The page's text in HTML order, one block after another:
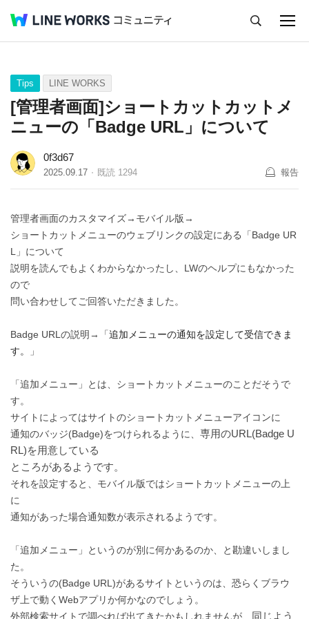
Q&A Tips Ideas
Tips LINE WORKS
[管理者画面]ショートカットカットメ
ニューの「Badge URL」について
0f3d67
2025.09.17 既読 1294 報告
管理者画面のカスタマイズ→モバイル版→
ショートカットメニューのウェブリンクの設定にある「Badge UR
L」について
説明を読んでもよくわからなかったし、LWのヘルプにもなかった
ので
問い合わせしてご回答いただきました。
Badge URLの説明→「追加メニューの通知を設定して受信できま
す。
」
「追加メニュー」とは、ショートカットメニューのことだそうで
す。
サイトによってはサイトのショートカットメニューアイコンに
通知のバッジ(Badge)をつけられるように、 専用のURL(Badge U
RL)を用意している
ところがあるようです。
それを設定すると、モバイル版ではショートカットメニューの上
に
通知があった場合通知数が表示されるようです。
「追加メニュー」というのが別に何かあるのか、と勘違いしまし
た。
そういうの(Badge URL)があるサイトというのは、恐らくブラウ
ザ上で動くWebアプリか何かなのでしょう。
外部検索サイトで調べれば出てきたかもしれませんが、 同じよう